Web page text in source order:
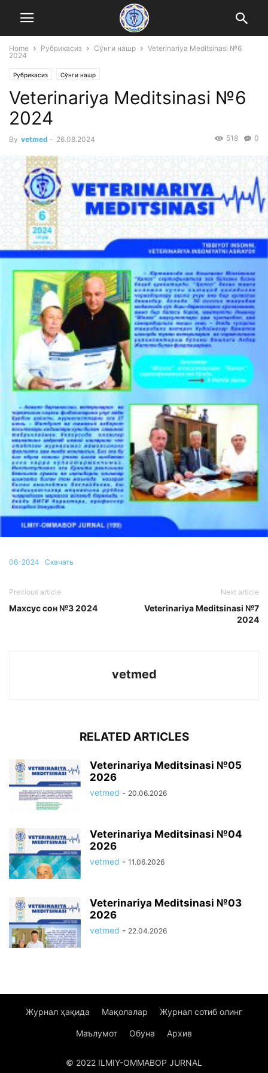
Home Рубрикасиз Сўнги нашр
Veterinariya Meditsinasi №6
2024
Рубрикасиз Сўнги нашр
Veterinariya Meditsinasi №6
2024
By vetmed - 26.08.2024 0
518
06-2024 Скачать
Previous article
Mахсус сон №3 2024
Next article
Veterinariya Meditsinasi №7
2024
vetmed
RELATED ARTICLES
Veterinariya Meditsinasi №05
2026
vetmed - 20.06.2026
Veterinariya Meditsinasi №04
2026
vetmed - 11.06.2026
Veterinariya Meditsinasi №03
2026
vetmed - 22.04.2026
Журнал ҳақида Мақолалар Журнал сотиб олинг
Маълумот Обуна Архив
© 2022 ILMIY-OMMABOP JURNAL